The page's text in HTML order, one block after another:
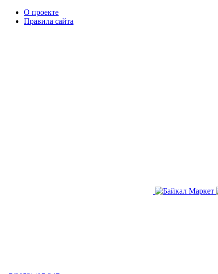
О проекте
Правила сайта